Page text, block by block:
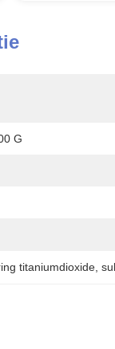
G
titaniumdioxide ,